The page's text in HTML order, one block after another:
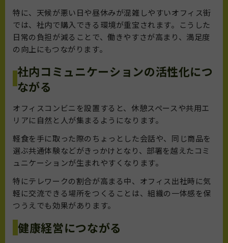
特に、天候が悪い日や昼休みが混雑しやすいオフィス街
では、社内で購入できる環境が重宝されます。こうした
日常の負担が減ることで、働きやすさが高まり、満足度
の向上にもつながります。
社内コミュニケーションの活性化につ
ながる
オフィスコンビニを設置すると、休憩スペースや共用エ
リアに自然と人が集まるようになります。
軽食を手に取った際のちょっとした会話や、同じ商品を
選ぶ共通体験などがきっかけとなり、部署を越えたコミ
ュニケーションが生まれやすくなります。
特にテレワークの割合が高まる中、オフィス出社時に気
軽に交流できる場所をつくることは、組織の一体感を保
つうえでも効果があります。
健康経営につながる